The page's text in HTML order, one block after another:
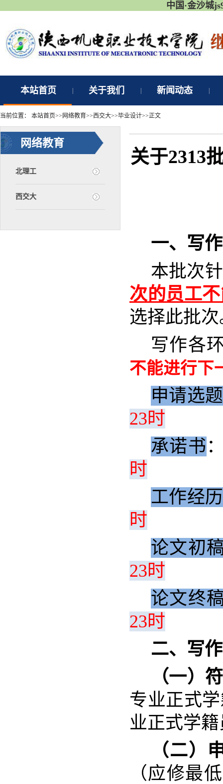
中国·金沙城
本站首页 关于我们 新闻动态
当前位置： 本站首页>> 网络教育>>西交大>>毕业设计>>正文
网络教育
北理工
西交大
关于2313
一、写
本批次
次的员工
选择此批
写作各
不能进行下
申请选题
23时
承诺书
时
工作经历
时
论文初
23时
论文终
23时
二、写
（一）
专业正式
业正式学
（二）
（应修最